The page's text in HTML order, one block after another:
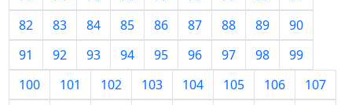
82
83 84 85 86 87 88 89
90
91
92 93 94 95 96 97 98
99
100
101 102 103 104 105 106
107